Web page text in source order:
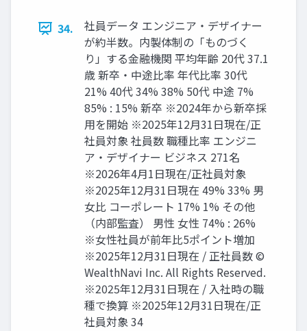
34.
社員データ エンジニア‧デザイナー
が約半数。内製体制の「ものづく
り」する⾦融機関 平均年齢 20代 37.1
歳 新卒‧中途⽐率 年代⽐率 30代
21% 40代 34% 38% 50代 中途 7%
85% : 15% 新卒 ※2024年から新卒採
⽤を開始 ※2025年12⽉31⽇現在/正
社員対象 社員数 職種⽐率 エンジニ
ア‧デザイナー ビジネス 271名
※2026年4⽉1⽇現在/正社員対象
※2025年12⽉31⽇現在 49% 33% 男
⼥⽐ コーポレート 17% 1% その他
（内部監査） 男性 ⼥性 74% : 26%
※⼥性社員が前年⽐5ポイント増加
※2025年12⽉31⽇現在 / 正社員数 ©
WealthNavi Inc. All Rights Reserved.
※2025年12⽉31⽇現在 / ⼊社時の職
種で換算 ※2025年12⽉31⽇現在/正
社員対象 34